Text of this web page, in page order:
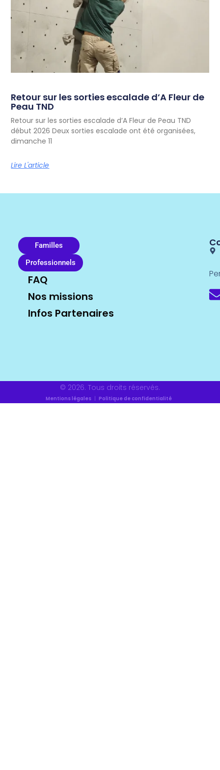
Retour sur les sorties escalade d’A Fleur de
Peau TND
Retour sur les sorties escalade d’A Fleur de Peau TND
début 2026 Deux sorties escalade ont été organisées,
dimanche 11
Lire L'article
Familles
Professionnels
FAQ
Nos missions
Infos Partenaires
© 2026. Tous droits réservés.
Mentions légales| Politique de confidentialité